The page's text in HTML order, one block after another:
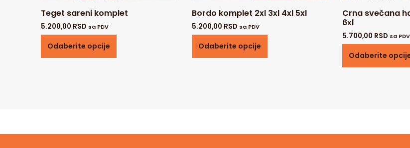
Teget sareni komplet
5.200,00 RSD sa PDV
Odaberite opcije
Bordo komplet 2xl 3xl 4xl 5xl
5.200,00 RSD sa PDV
Odaberite opcije
Crna svečana
6xl
5.700,00 RSD sa PDV
Odaberite